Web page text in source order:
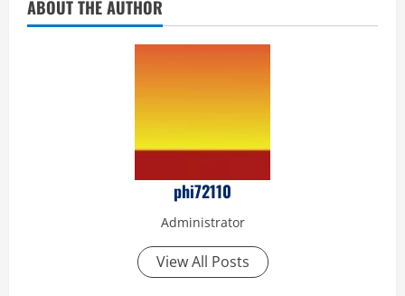
ABOUT THE AUTHOR
phi72110
Administrator
View All Posts